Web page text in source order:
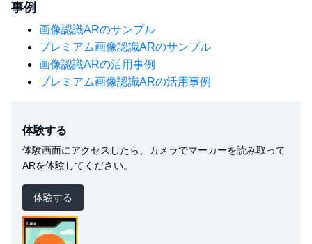
事例
画像認識ARのサンプル
プレミアム画像認識ARのサンプル
画像認識ARの活用事例
プレミアム画像認識ARの活用事例
体験する
体験画面にアクセスしたら、カメラでマーカーを読み取って
ARを体験してください。
体験する